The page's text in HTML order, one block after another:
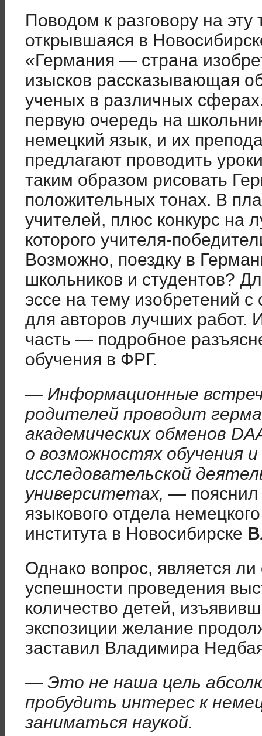
Поводом к разговору на
открывшаяся в
«Германия — страна
изысков рассказывающая
ученых в различных
первую очередь на
немецкий язык, и их
предлагают проводить
таким образом рисовать
положительных тонах. В
учителей, плюс конкурс на
которого учителя-
Возможно, поездку в
школьников и студентов?
эссе на тему изобретений
для авторов лучших работ.
часть — подробное
обучения в ФРГ.
— Информационные
родителей проводит
академических обменов
о возможностях обучения
исследовательской
университетах, — пояснил
языкового отдела
института в Новосибирске
Однако вопрос, является
успешности проведения
количество детей,
экспозиции желание
заставил Владимира
— Это не наша цель
пробудить интерес к
заниматься наукой.